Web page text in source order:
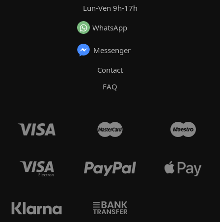
Lun-Ven 9h-17h
WhatsApp
Messenger
Contact
FAQ